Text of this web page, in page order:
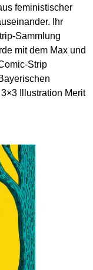
feministischer
Ihr
Sammlung
mit dem Max und
Strip
Illustration Merit